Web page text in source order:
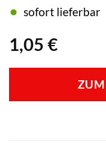
1,05 €
sofort lieferbar
ZUM